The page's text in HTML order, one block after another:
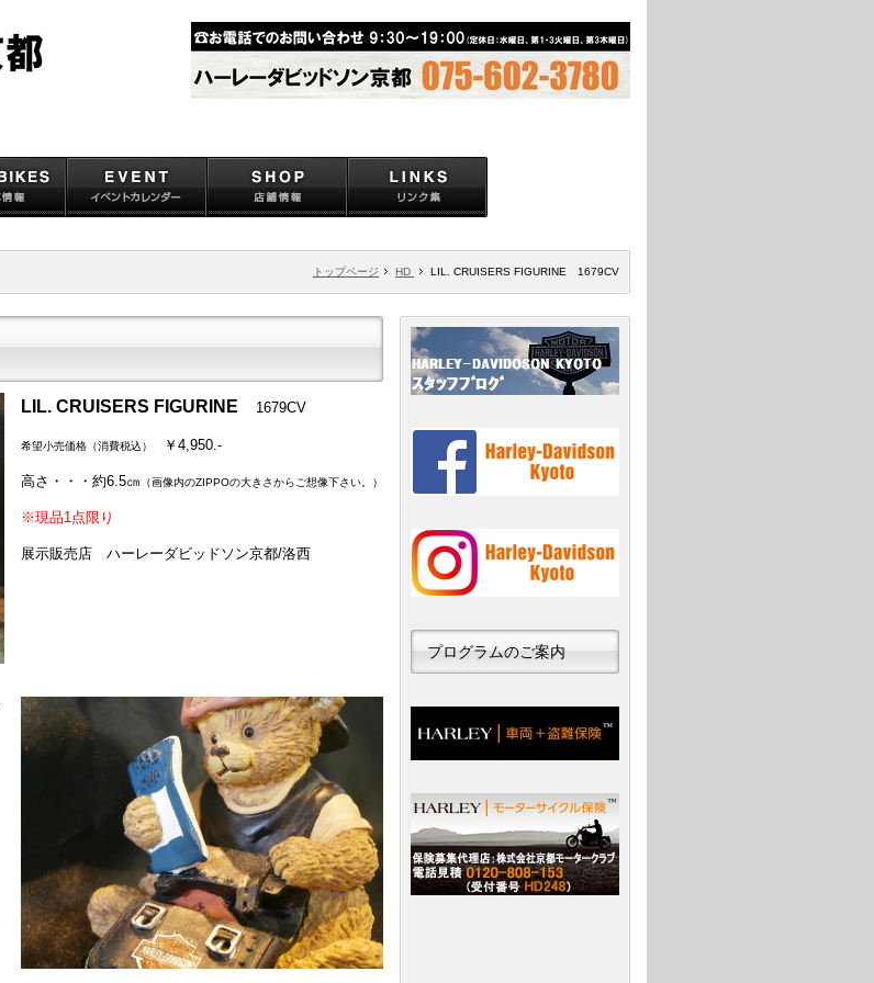
トップページ HD LIL. CRUISERS FIGURINE 1679CV
LIL. CRUISERS FIGURINE 1679CV
希望小売価格（消費税込） ￥4,950.-
高さ・・・約6.5㎝ （画像内のZIPPOの大きさからご想像下さい。）
※現品1点限り
展示販売店 ハーレーダビッドソン京都/洛西
プログラムのご案内